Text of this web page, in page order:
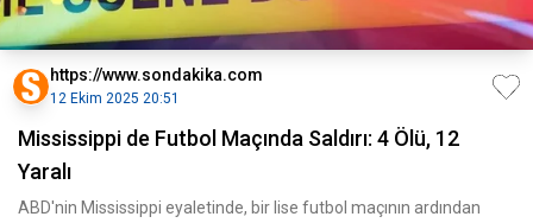
https://www.sondakika.com
12 Ekim 2025 20:51
Mississippi de Futbol Maçında Saldırı: 4 Ölü, 12
Yaralı
ABD'nin Mississippi eyaletinde, bir lise futbol maçının ardından